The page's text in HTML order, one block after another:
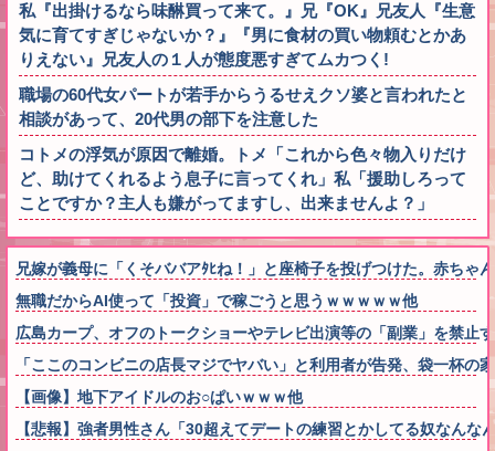
私『出掛けるなら味醂買って来て。』兄『OK』兄友人『生意
気に育てすぎじゃないか？』『男に食材の買い物頼むとかあ
りえない』兄友人の１人が態度悪すぎてムカつく!
職場の60代女パートが若手からうるせえクソ婆と言われたと
相談があって、20代男の部下を注意した
コトメの浮気が原因で離婚。トメ「これから色々物入りだけ
ど、助けてくれるよう息子に言ってくれ」私「援助しろって
ことですか？主人も嫌がってますし、出来ませんよ？」
兄嫁が義母に「くそババアﾀﾋね！」と座椅子を投げつけた。赤ち
無職だからAI使って「投資」で稼ごうと思うｗｗｗｗｗ他
広島カープ、オフのトークショーやテレビ出演等の「副業」を禁止
「ここのコンビニの店長マジでヤバい」と利用者が告発、袋一杯
【画像】地下アイドルのお○ぱいｗｗｗ他
【悲報】強者男性さん「30超えてデートの練習とかしてる奴なん